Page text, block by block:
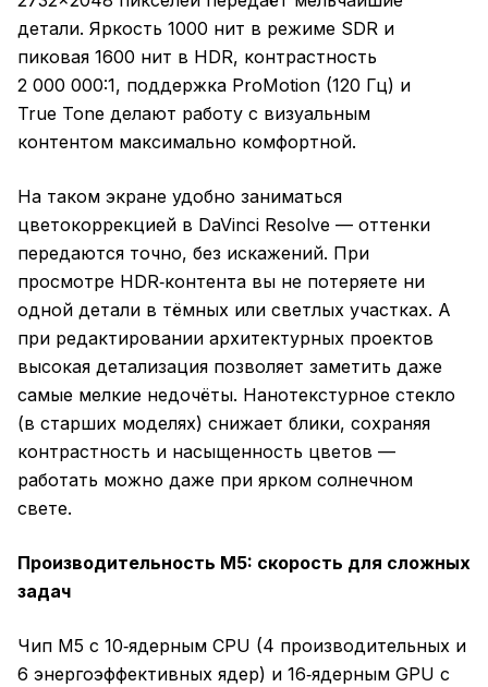
детали. Яркость 1000 нит в режиме SDR и
пиковая 1600 нит в HDR, контрастность
2 000 000:1, поддержка ProMotion (120 Гц) и
True Tone делают работу с визуальным
контентом максимально комфортной.
На таком экране удобно заниматься
цветокоррекцией в DaVinci Resolve — оттенки
передаются точно, без искажений. При
просмотре HDR‑контента вы не потеряете ни
одной детали в тёмных или светлых участках. А
при редактировании архитектурных проектов
высокая детализация позволяет заметить даже
самые мелкие недочёты. Нанотекстурное стекло
(в старших моделях) снижает блики, сохраняя
контрастность и насыщенность цветов —
работать можно даже при ярком солнечном
свете.
Производительность M5: скорость для сложных
задач
Чип M5 с 10‑ядерным CPU (4 производительных и
6 энергоэффективных ядер) и 16‑ядерным GPU с